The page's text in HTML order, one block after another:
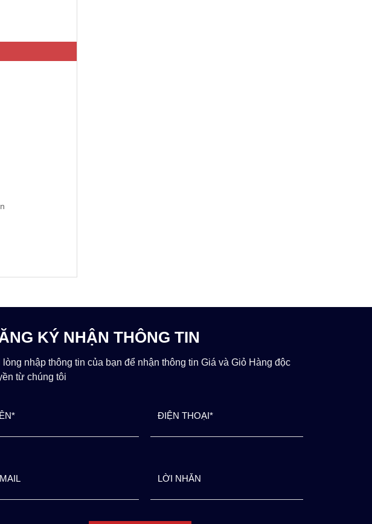
KÝ NHẬN THÔNG TIN
lòng nhập thông tin của bạn để nhận thông tin Giá và Giỏ Hàng độc
từ chúng tôi